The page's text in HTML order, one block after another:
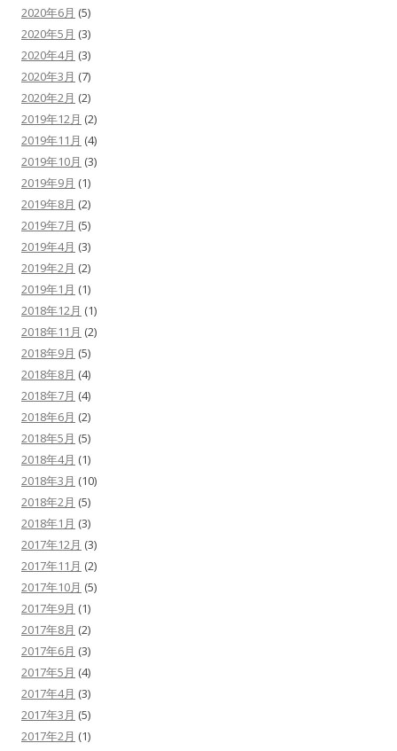
2020年6月 (5)
2020年5月 (3)
2020年4月 (3)
2020年3月 (7)
2020年2月 (2)
2019年12月 (2)
2019年11月 (4)
2019年10月 (3)
2019年9月 (1)
2019年8月 (2)
2019年7月 (5)
2019年4月 (3)
2019年2月 (2)
2019年1月 (1)
2018年12月 (1)
2018年11月 (2)
2018年9月 (5)
2018年8月 (4)
2018年7月 (4)
2018年6月 (2)
2018年5月 (5)
2018年4月 (1)
2018年3月 (10)
2018年2月 (5)
2018年1月 (3)
2017年12月 (3)
2017年11月 (2)
2017年10月 (5)
2017年9月 (1)
2017年8月 (2)
2017年6月 (3)
2017年5月 (4)
2017年4月 (3)
2017年3月 (5)
2017年2月 (1)